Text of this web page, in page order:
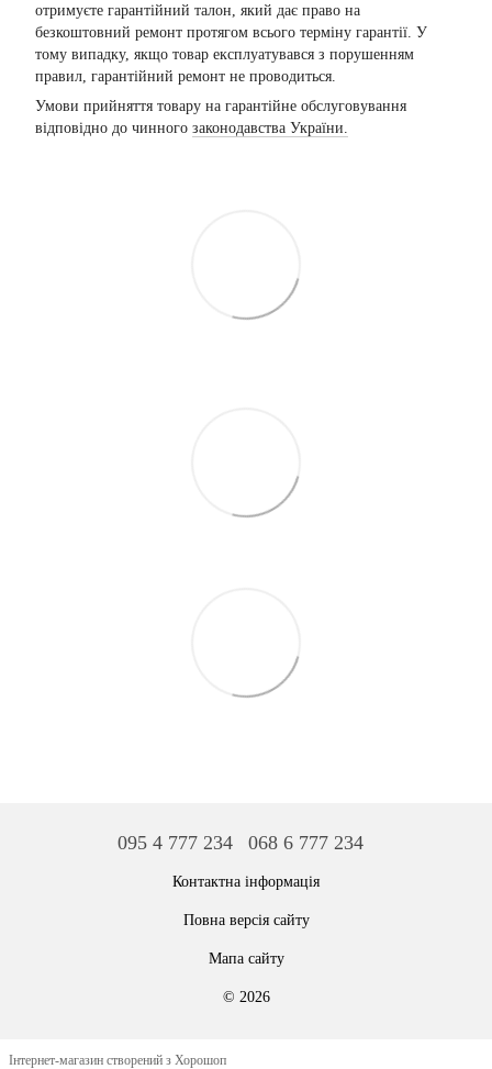
отримуєте гарантійний талон, який дає право на
безкоштовний ремонт протягом всього терміну гарантії. У
тому випадку, якщо товар експлуатувався з порушенням
правил, гарантійний ремонт не проводиться.
Умови прийняття товару на гарантійне обслуговування
відповідно до чинного законодавства України.
095 4 777 234 068 6 777 234
Контактна інформація
Повна версія сайту
Мапа сайту
© 2026
Інтернет-магазин створений з Хорошоп